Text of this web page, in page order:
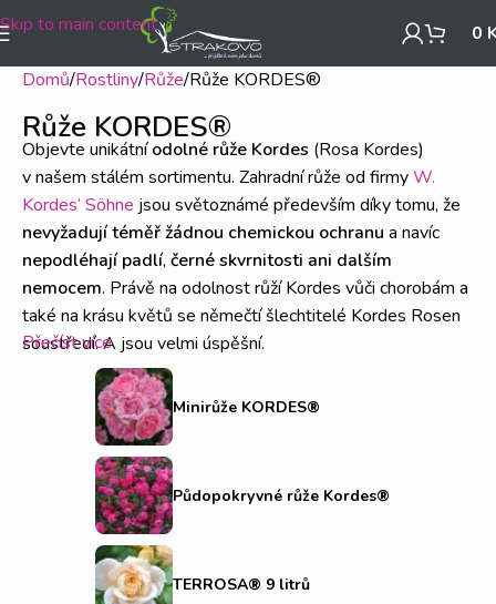
Skip to main content 0
Domů Rostliny Růže Růže KORDES®
Růže KORDES®
Objevte unikátníodolné růže Kordes (Rosa Kordes)
v našem stálém sortimentu. Zahradní růže od firmyW.
Kordes‘ Söhne jsou světoznámé především díky tomu, že
nevyžadují téměř žádnou chemickou ochranu a navíc
nepodléhají padlí, černé skvrnitosti ani dalším
nemocem. Právě na odolnost růží Kordes vůči chorobám a
také na krásu květů se němečtí šlechtitelé Kordes Rosen
soustředí. A jsou velmi úspěšní.
V nabídce naleznete
ideální na pěstování v menších skupinkách, kde dokonale
vyniknou. Nesmí zde chybět ani malé keřové růže, známé
půdopokryvné růže Kordes
patří samozřejměpnoucí růže Kordes, které je vhodné
pěstovat na menší zahradě.
Přečíst více
Minirůže KORDES®
Půdopokryvné růže Kordes®
TERROSA® 9 litrů